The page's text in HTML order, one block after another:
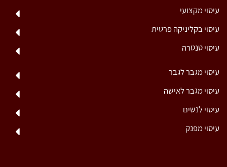
עיסוי מקצועי
עיסוי בקליניקה פרטית
עיסוי טנטרה
עיסוי מגבר לגבר
עיסוי מגבר לאישה
עיסוי לנשים
עיסוי מפנק